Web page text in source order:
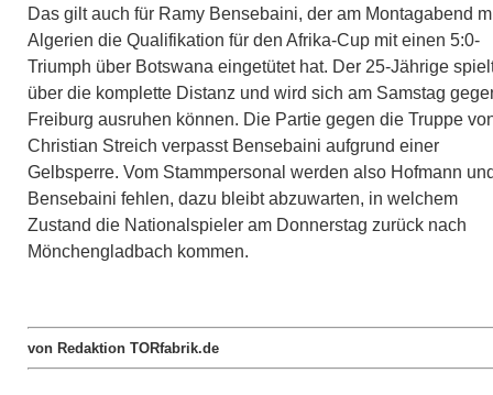
Das gilt auch für Ramy Bensebaini, der am Montagabend
Algerien die Qualifikation für den Afrika-Cup mit einen 5:0-
Triumph über Botswana eingetütet hat. Der 25-Jährige
über die komplette Distanz und wird sich am Samstag
Freiburg ausruhen können. Die Partie gegen die Truppe
Christian Streich verpasst Bensebaini aufgrund einer
Gelbsperre. Vom Stammpersonal werden also Hofmann
Bensebaini fehlen, dazu bleibt abzuwarten, in welchem
Zustand die Nationalspieler am Donnerstag zurück nach
Mönchengladbach kommen.
von Redaktion TORfabrik.de